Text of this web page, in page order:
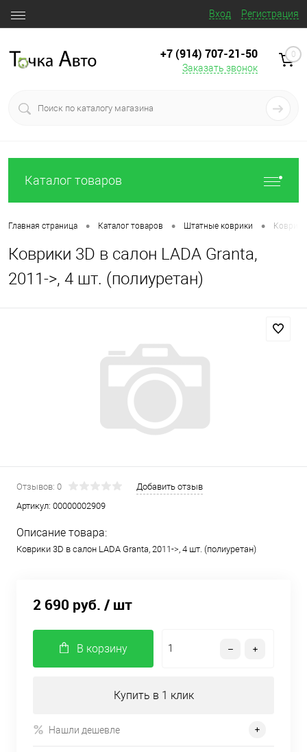
Вход Регистрация
+7 (914) 707‒21‒50
Заказать звонок
0
Каталог товаров
Главная страница • Каталог товаров • Штатные коврики •
Коврики 3D в салон LADA Granta,
2011->, 4 шт. (полиуретан)
Отзывов: 0
Добавить отзыв
Артикул: 00000002909
Описание товара:
Коврики 3D в салон LADA Granta, 2011->, 4 шт. (полиуретан)
2 690 руб. / шт
В корзину
Купить в 1 клик
Нашли дешевле